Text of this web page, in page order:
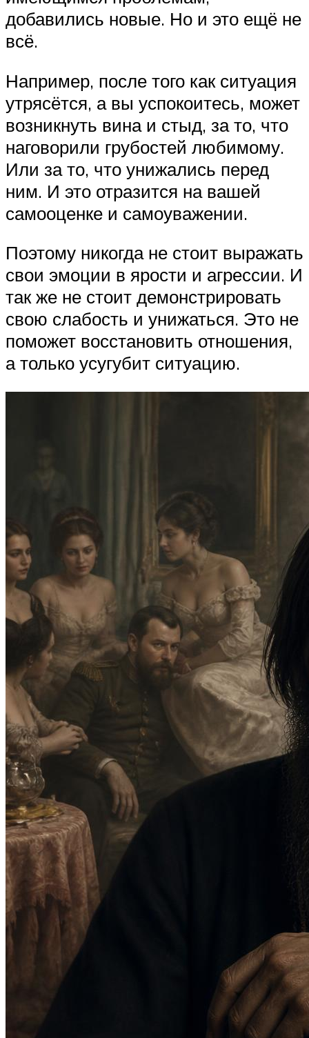
добавились новые. Но и это ещё не
всё.
Например, после того как ситуация
утрясётся, а вы успокоитесь, может
возникнуть вина и стыд, за то, что
наговорили грубостей любимому.
Или за то, что унижались перед
ним. И это отразится на вашей
самооценке и самоуважении.
Поэтому никогда не стоит выражать
свои эмоции в ярости и агрессии. И
так же не стоит демонстрировать
свою слабость и унижаться. Это не
поможет восстановить отношения,
а только усугубит ситуацию.